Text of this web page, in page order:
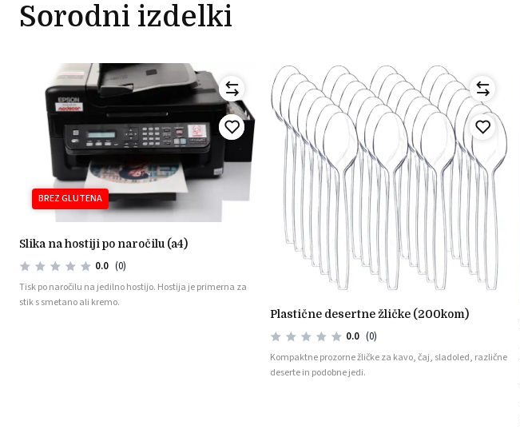
Sorodni izdelki
BREZ GLUTENA
slika na hostiji po naročilu (a4)
0.0 (0)
Tisk po naročilu na jedilno hostijo. Hostija je primerna za
stik s smetano ali kremo.
plastične desertne žličke (200kom)
0.0 (0)
Kompaktne prozorne žličke za kavo, čaj, sladoled, različne
deserte in podobne jedi.